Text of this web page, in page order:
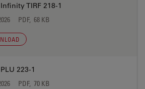
TIRF 218-1
PDF, 68 KB
223-1
PDF, 70 KB